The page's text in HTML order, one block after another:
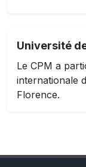
Université
Le CPM a
internationale
Florence.